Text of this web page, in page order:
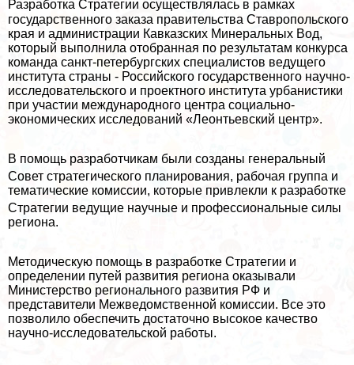
Разработка Стратегии осуществлялась в рамках
государственного заказа правительства Ставропольского
края и администрации Кавказских Минеральных Вод,
который выполнила отобранная по результатам конкурса
комaнда санкт-петербургских специалистов ведущего
института страны - Российского государственного научно-
исследовательского и проектного института урбанистики
при участии международного центра социально-
экономических исследований «Леонтьевский центр».
В помощь разработчикам были созданы генеральный
Совет стратегического планирования, рабочая группа и
тематические комиссии, которые привлекли к разработке
Стратегии ведущие научные и профессиональные силы
региона.
Методическую помощь в разработке Стратегии и
определении путей развития региона оказывали
Министерство регионального развития РФ и
представители Межведомственной комиссии. Все это
позволило обеспечить достаточно высокое качество
научно-исследовательской работы.